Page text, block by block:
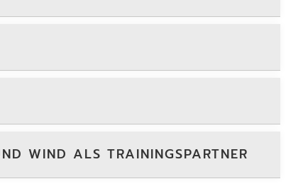
WIND ALS TRAININGSPARTNER